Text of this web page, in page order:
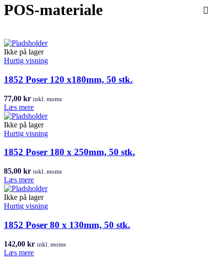
POS-materiale
Ikke på lager
Hurtig visning
1852 Poser 120 x180mm, 50 stk.
77,00 kr inkl. moms
Læs mere
Ikke på lager
Hurtig visning
1852 Poser 180 x 250mm, 50 stk.
85,00 kr inkl. moms
Læs mere
Ikke på lager
Hurtig visning
1852 Poser 80 x 130mm, 50 stk.
142,00 kr inkl. moms
Læs mere